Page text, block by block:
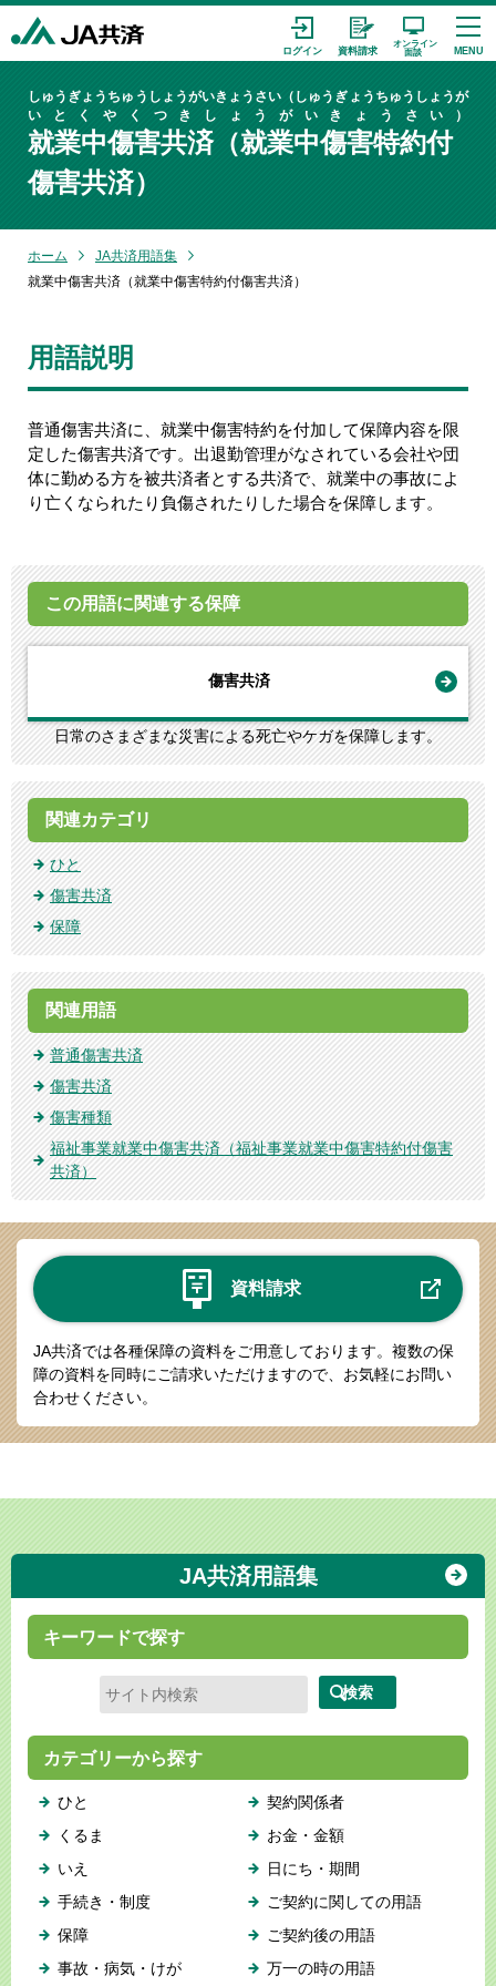
就業中傷害共済（就業中傷害特約付
傷害共済）
しゅうぎょうちゅうしょうがいきょうさい（しゅうぎょうちゅうしょうが
いとくやくつきしょうがいきょうさい）
ホーム
JA共済用語集
就業中傷害共済（就業中傷害特約付傷害共済）
用語説明
普通傷害共済に、就業中傷害特約を付加して保障内容を限
定した傷害共済です。出退勤管理がなされている会社や団
体に勤める方を被共済者とする共済で、就業中の事故によ
り亡くなられたり負傷されたりした場合を保障します。
この用語に関連する保障
傷害共済
日常のさまざまな災害による死亡やケガを保障します。
関連カテゴリ
ひと
傷害共済
保障
関連用語
普通傷害共済
傷害共済
傷害種類
福祉事業就業中傷害共済（福祉事業就業中傷害特約付傷害
共済）
資料請求
JA共済では各種保障の資料をご用意しております。 複数の保
障の資料を同時にご請求いただけますので、お気軽にお問い
合わせください。
JA共済用語集
キーワードで探す
カテゴリーから探す
ひと
くるま
いえ
手続き・制度
保障
事故・病気・けが
契約関係者
お金・金額
日にち・期間
ご契約に関しての用語
ご契約後の用語
万一の時の用語